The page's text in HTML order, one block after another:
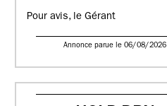
Pour avis, le Gérant
Annonce parue le 06/08/2026